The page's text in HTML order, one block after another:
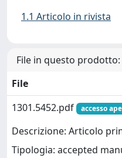
1.1 Articolo in rivista
File in questo prodotto:
File
1301.5452.pdf
accesso
Descrizione: Articolo
Tipologia: accepted